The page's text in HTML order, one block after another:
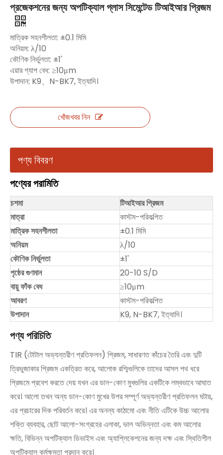
প্রজেকশনের জন্য অপটিক্যাল গ্লাস সিমেন্টেড টিআইআর প্রিজম
মাত্রিক সহনশীলতা: ±0.1 মিমি
অনিয়ম: λ/10
কৌণিক নির্ভুলতা: ±1'
এয়ার গ্যাপ বেধ: ≥10μm
উপাদান: K9、N-BK7, ইত্যাদি।
খোঁজখবর নিন
পণ্য বিবরণ
পণ্যের পরামিতি
চশমা
টিআইআর প্রিজম
মাত্রা
কাস্টম-পরিকল্পিত
মাত্রিক সহনশীলতা
±0.1 মিমি
অনিয়ম
λ/10
কৌণিক নির্ভুলতা
±1'
পৃষ্ঠের গুণমান
20-10 S/D
বায়ু ফাঁক বেধ
≥10μm
আবরণ
কাস্টম-পরিকল্পিত
উপাদান
K9, N-BK7, ইত্যাদি।
পণ্য পরিচিতি
TIR (টোটাল অভ্যন্তরীণ প্রতিফলন) প্রিজম, সাধারণত কাঁচের তৈরি এবং দুটি
ত্রিভুজাকার প্রিজম একত্রিত করে, আলোক রশ্মিগুলিকে তাদের আসল পথ ধরে
প্রিজমে প্রবেশ করতে দেয় যখন এর ডান-কোণ মুখগুলির একটিকে লম্বভাবে আঘাত
করে। আলো তখন অন্য ডান-কোণ মুখের উপর সম্পূর্ণ অভ্যন্তরীণ প্রতিফলন ঘটায়,
এর প্রচারের দিক পরিবর্তন করে। এর অনন্য কাঠামো এবং নীতি এটিকে উচ্চ আলোর
শক্তি ব্যবহার, ছোট আলো-সংগ্রহের এলাকা, ভাল অভিন্নতা এবং কম আলোর
ক্ষতি, বিভিন্ন অপটিক্যাল ডিভাইস এবং অ্যাপ্লিকেশনের জন্য দক্ষ এবং স্থিতিশীল
অপটিক্যাল কর্মক্ষমতা প্রদান করে।